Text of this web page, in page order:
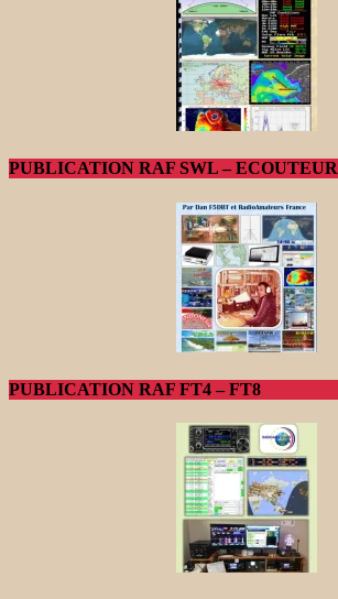
PUBLICATION RAF SWL – ECOUTEUR
PUBLICATION RAF FT4 – FT8